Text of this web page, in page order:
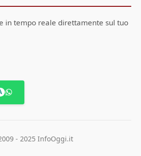
in tempo reale direttamente sul tuo
- 2025 InfoOggi.it